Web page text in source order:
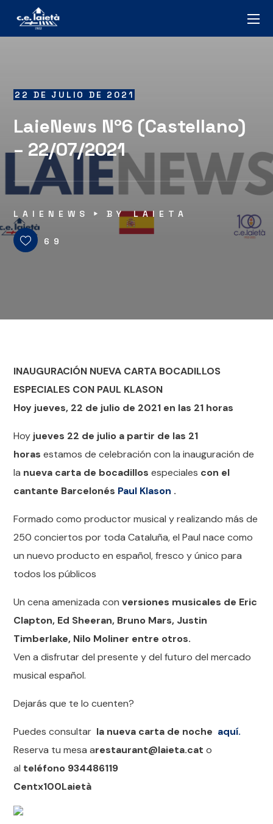
22 DE JULIO DE 2021
LaieNews Nº6 (Castellano)
– 22/07/2021
LAIENEWS BYLAIETA
69
INAUGURACIÓN NUEVA CARTA BOCADILLOS
ESPECIALES CON PAUL KLASON
Hoy jueves, 22 de julio de 2021 en las 21 horas
Hoy jueves 22 de julio a partir de las 21
horas estamos de celebración con la inauguración de
la nueva carta de bocadillos especiales con el
cantante Barcelonés Paul Klason .
Formado como productor musical y realizando más de
250 conciertos por toda Cataluña, el Paul nace como
un nuevo producto en español, fresco y único para
todos los públicos
Un cena amenizada conversiones musicales de Eric
Clapton, Ed Sheeran, Bruno Mars, Justin
Timberlake, Nilo Moliner entre otros.
Ven a disfrutar del presente y del futuro del mercado
musical español.
Dejarás que te lo cuenten?
Puedes consultar la nueva carta de noche aquí.
Reserva tu mesa arestaurant@laieta.cat o
al teléfono 934486119
Centx100Laietà